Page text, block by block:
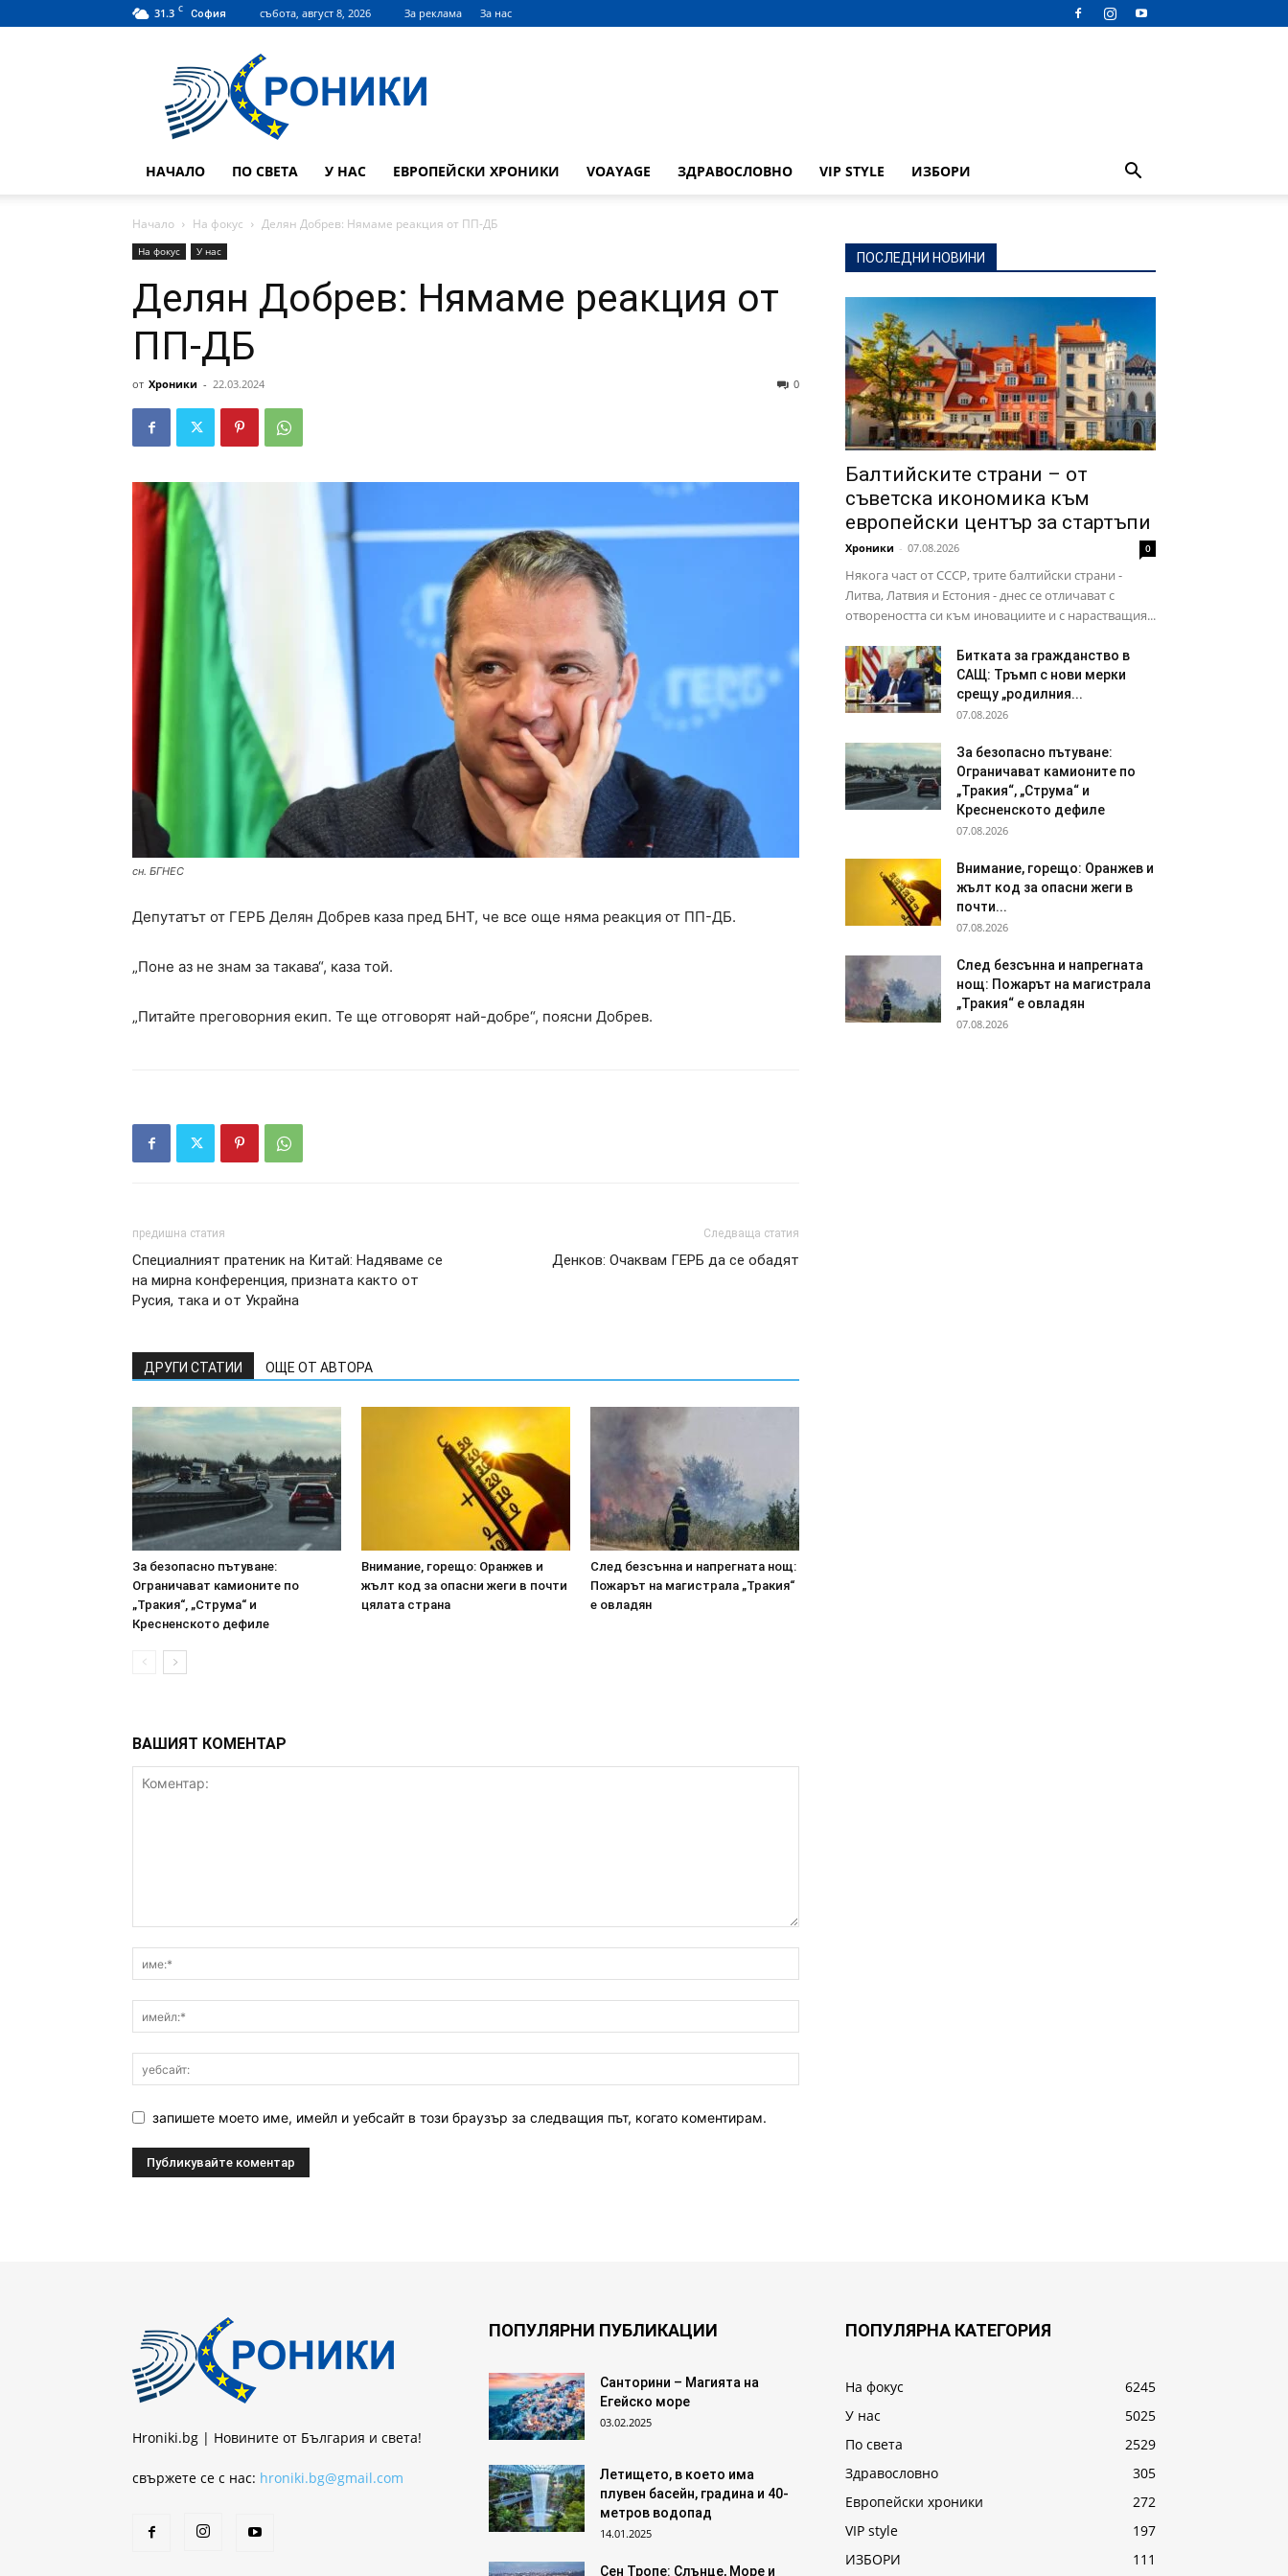
31.3 C София събота, август 8, 2026 За реклама За нас
НАЧАЛО ПО СВЕТА У НАС ЕВРОПЕЙСКИ ХРОНИКИ VOAYAGE ЗДРАВОСЛОВНО VIP STYLE ИЗБОРИ
Начало На фокус Делян Добрев: Нямаме реакция от ПП-ДБ
На фокус У нас
Делян Добрев: Нямаме реакция от
ПП-ДБ
от Хроники - 22.03.2024 0
сн. БГНЕС
Депутатът от ГЕРБ Делян Добрев каза пред БНТ, че все още няма реакция от ПП-ДБ.
„Поне аз не знам за такава“, каза той.
„Питайте преговорния екип. Те ще отговорят най-добре“, поясни Добрев.
предишна статия
Специалният пратеник на Китай: Надяваме се
на мирна конференция, призната както от
Русия, така и от Украйна
Следваща статия
Денков: Очаквам ГЕРБ да се обадят
ДРУГИ СТАТИИ ОЩЕ ОТ АВТОРА
За безопасно пътуване:
Ограничават камионите по
„Тракия“, „Струма“ и
Кресненското дефиле
Внимание, горещо: Оранжев и
жълт код за опасни жеги в почти
цялата страна
След безсънна и напрегната нощ:
Пожарът на магистрала „Тракия“
е овладян
ВАШИЯТ КОМЕНТАР
запишете моето име, имейл и уебсайт в този браузър за следващия път, когато коментирам.
ПОСЛЕДНИ НОВИНИ
Балтийските страни – от
съветска икономика към
европейски център за стартъпи
Хроники - 07.08.2026 0
Някога част от СССР, трите балтийски страни -
Литва, Латвия и Естония - днес се отличават с
отвореността си към иновациите и с нарастващия...
Битката за гражданство в
САЩ: Тръмп с нови мерки
срещу „родилния...
07.08.2026
За безопасно пътуване:
Ограничават камионите по
„Тракия“, „Струма“ и
Кресненското дефиле
07.08.2026
Внимание, горещо: Оранжев и
жълт код за опасни жеги в
почти...
07.08.2026
След безсънна и напрегната
нощ: Пожарът на магистрала
„Тракия“ е овладян
07.08.2026
Hroniki.bg | Новините от България и света!
свържете се с нас: hroniki.bg@gmail.com
ПОПУЛЯРНИ ПУБЛИКАЦИИ
Санторини – Магията на
Егейско море
03.02.2025
Летището, в което има
плувен басейн, градина и 40-
метров водопад
14.01.2025
Сен Тропе: Слънце, Море и
ПОПУЛЯРНА КАТЕГОРИЯ
На фокус
6245
У нас
5025
По света
2529
Здравословно
305
Европейски хроники
272
VIP style
197
ИЗБОРИ
111